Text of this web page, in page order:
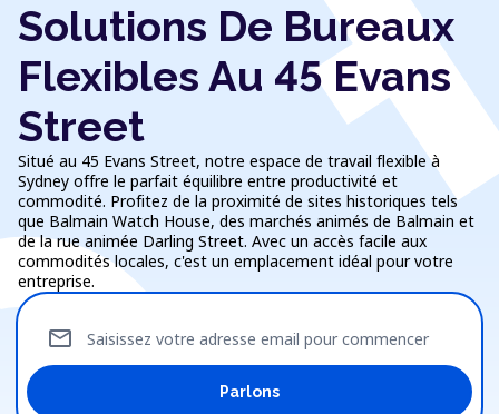
Solutions De Bureaux
Flexibles Au 45 Evans
Street
Situé au 45 Evans Street, notre espace de travail flexible à
Sydney offre le parfait équilibre entre productivité et
commodité. Profitez de la proximité de sites historiques tels
que Balmain Watch House, des marchés animés de Balmain et
de la rue animée Darling Street. Avec un accès facile aux
commodités locales, c'est un emplacement idéal pour votre
entreprise.
Saisissez votre adresse email pour commencer
mail
Parlons